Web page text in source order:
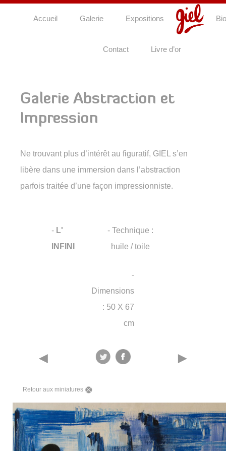
Accueil
Galerie
Peinture figurative
Les inclassables
Les aquarelles
Parallèlement
Expositions
Contact Livre d’or
Galerie Abstraction et
Impression
Ne trouvant plus d’intérêt au figuratif, GIEL s’en
libère dans une immersion dans l’abstraction
parfois traitée d’une façon impressionniste.
- L'
INFINI
- Technique :
huile / toile
-
Dimensions
: 50 X 67
cm
◄ ►
Retour aux miniatures